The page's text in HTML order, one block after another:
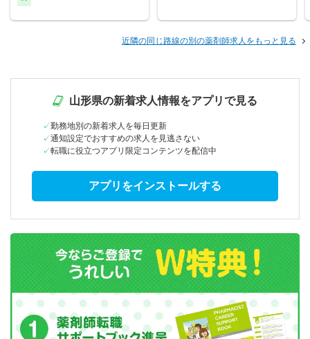
近隣の同じ路線の別の薬剤師求人をもっと見る
山形県の新着求人情報をアプリで見る
勤務地別の新着求人を毎日更新
通知設定でおすすめの求人を見逃さない
転職に役立つアプリ限定コンテンツを配信中
アプリをインストールする